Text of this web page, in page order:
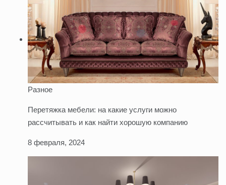
Разное
Перетяжка мебели: на какие услуги можно
рассчитывать и как найти хорошую компанию
8 февраля, 2024